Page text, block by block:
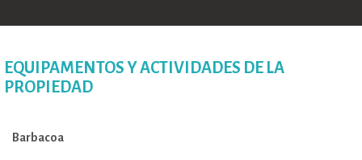
EQUIPAMENTOS Y ACTIVIDADES DE LA
PROPIEDAD
Barbacoa